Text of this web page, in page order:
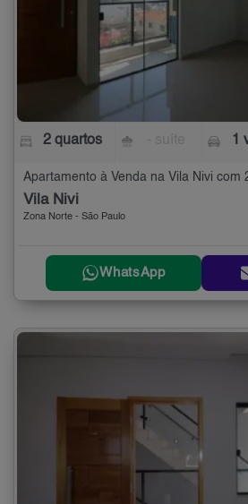
2 quartos 1
Apartamento à Venda na Vila Nivi com
Vila Nivi
Zona Norte - São Paulo
WhatsApp